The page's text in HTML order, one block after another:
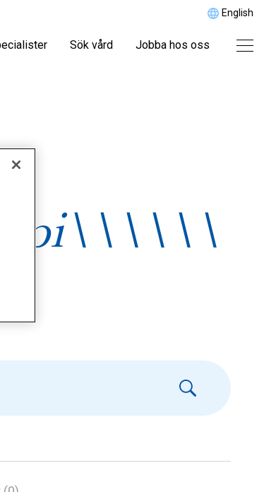
English
Sök vård Jobba hos oss